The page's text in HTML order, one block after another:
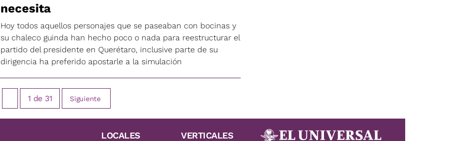
necesita
Hoy todos aquellos personajes que se paseaban con bocinas y
su chaleco guinda han hecho poco o nada para reestructurar el
partido del presidente en Querétaro, inclusive parte de su
dirigencia ha preferido apostarle a la simulación
1 de 31 Siguiente
LOCALES VERTICALES